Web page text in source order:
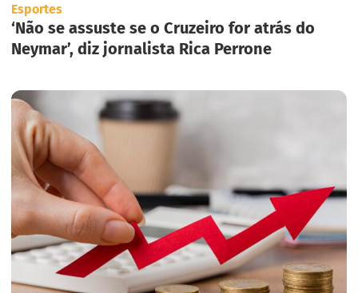
Esportes
‘Não se assuste se o Cruzeiro for atrás do
Neymar’, diz jornalista Rica Perrone